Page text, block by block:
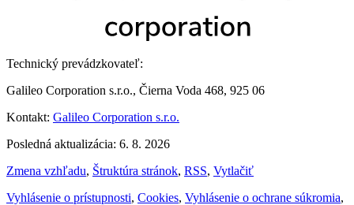
Technický prevádzkovateľ:
Galileo Corporation s.r.o., Čierna Voda 468, 925 06
Kontakt: Galileo Corporation s.r.o.
Posledná aktualizácia: 6. 8. 2026
Zmena vzhľadu, Štruktúra stránok, RSS, Vytlačiť
Vyhlásenie o prístupnosti, Cookies, Vyhlásenie o ochrane súkromia,